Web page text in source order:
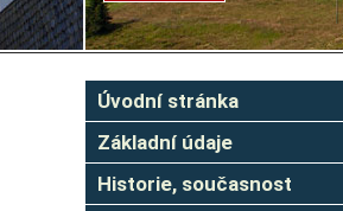
Úvodní stránka
Základní údaje
Historie, současnost